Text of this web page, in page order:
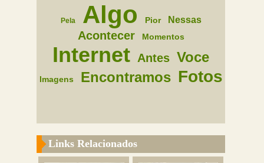
Pela Algo Pior Nessas
Acontecer Momentos
Internet Antes Voce
Imagens Encontramos Fotos
Links Relacionados